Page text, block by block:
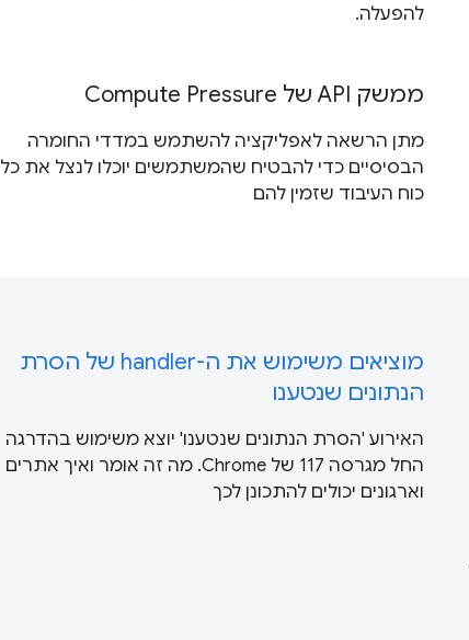
להפעלה.
ממשק API של Compute Pressure
מתן הרשאה לאפליקציה להשתמש במדדי החומרה
הבסיסיים כדי להבטיח שהמשתמשים יוכלו לנצל את כל
כוח העיבוד שזמין להם
מוציאים משימוש את ה-handler של הסרת
הנתונים שנטענו
האירוע 'הסרת הנתונים שנטענו' יוצא משימוש בהדרגה
החל מגרסה 117 של Chrome. מה זה אומר ואיך אתרים
וארגונים יכולים להתכונן לכך